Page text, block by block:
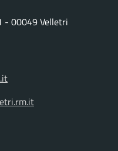
- 00049 Velletri